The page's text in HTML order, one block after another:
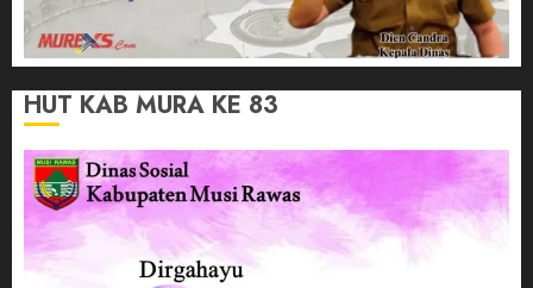
HUT KAB MURA KE 83